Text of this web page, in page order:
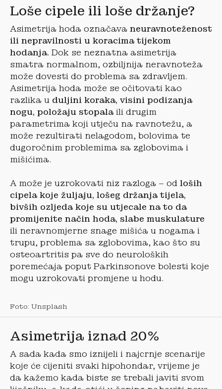
Loše cipele ili loše držanje?
Asimetrija hoda označava neuravnoteženost
ili nepravilnosti u koracima tijekom
hodanja. Dok se neznatna asimetrija
smatra normalnom, ozbiljnija neravnoteža
može dovesti do problema sa zdravljem.
Asimetrija hoda može se očitovati kao
razlika u duljini koraka, visini podizanja
nogu, položaju stopala ili drugim
parametrima koji utječu na ravnotežu, a
može rezultirati nelagodom, bolovima te
dugoročnim problemima sa zglobovima i
mišićima.
A može je uzrokovati niz razloga – od loših
cipela koje žuljaju, lošeg držanja tijela,
bivših ozljeda koje su utjecale na to da
promijenite način hoda, slabe muskulature
ili neravnomjerne snage mišića u nogama i
trupu, problema sa zglobovima, kao što su
osteoartritis pa sve do neuroloških
poremećaja poput Parkinsonove bolesti koje
mogu uzrokovati promjene u hodu.
Foto: Unsplash
Asimetrija iznad 20%
A sada kada smo iznijeli i najcrnje scenarije
koje će cijeniti svaki hipohondar, vrijeme je
da kažemo kada biste se trebali javiti svom